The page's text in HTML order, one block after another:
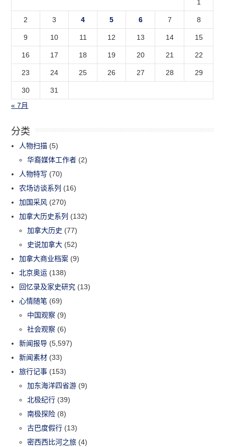
1
2 3 4 5 6 7 8
9 10 11 12 13 14 15
16 17 18 19 20 21 22
23 24 25 26 27 28 29
30
31
« 7月
分类
人物扫描 (5)
华裔媒体工作者 (2)
人物特写 (70)
农场访谈系列 (16)
加国采风 (270)
加拿大历史系列 (132)
加拿大历史 (77)
史说加拿大 (52)
加拿大商业档案 (9)
北京奥运 (138)
回忆录及家史研究 (13)
心情随笔 (69)
中国观察 (9)
社会观察 (6)
新闻报导 (5,597)
新闻素材 (33)
旅行记事 (153)
加东海洋四省游 (9)
北极纪行 (39)
南极探险 (8)
古巴度假行 (13)
密西西比河之旅 (4)